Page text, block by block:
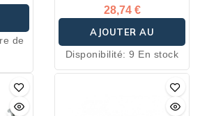
de
28,74 €
AJOUTER AU
PANIER
Disponibilité:9 En stock